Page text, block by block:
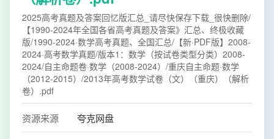
2025高考真题及答案回忆版汇总_请尽快保存下载_很快删除/
【1990-2024年全国各省高考真题及答案》汇总、终极收藏
版/1990-2024·数学高考真题、全国汇总/【新·PDF版】2008-
2024·高考数学真题/版本1：数学（按试卷类型分类）2008-
2024/自主命题卷·数学（2008-2024）/重庆自主命题·数学
（2012-2015）/2013年高考数学试卷（文）（重庆）（解析
卷）.pdf
资源来源 夸克网盘